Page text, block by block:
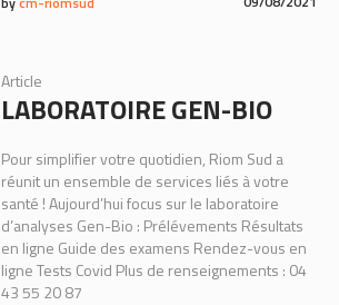
Article
LABORATOIRE GEN-BIO
Pour simplifier votre quotidien, Riom Sud a
réunit un ensemble de services liés à votre
santé ! Aujourd’hui focus sur le laboratoire
d’analyses Gen-Bio : Prélévements Résultats
en ligne Guide des examens Rendez-vous en
ligne Tests Covid Plus de renseignements : 04
43 55 20 87